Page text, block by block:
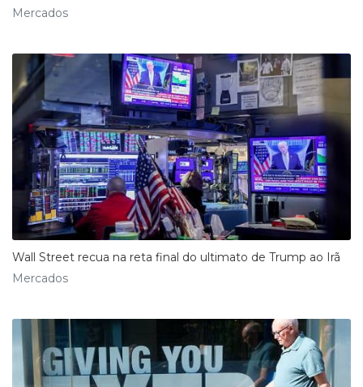
Mercados
Wall Street recua na reta final do ultimato de Trump ao Irã
Mercados